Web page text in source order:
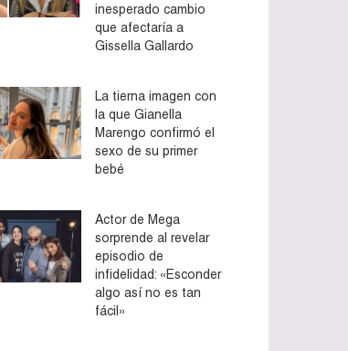
inesperado cambio
que afectaría a
Gissella Gallardo
La tierna imagen con
la que Gianella
Marengo confirmó el
sexo de su primer
bebé
Actor de Mega
sorprende al revelar
episodio de
infidelidad: «Esconder
algo así no es tan
fácil»